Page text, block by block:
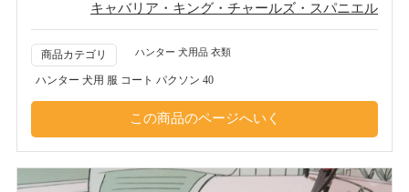
キャバリア・キング・チャールズ・スパニエル
商品カテゴリ ハンター 犬用品 衣類
ハンター 犬用 服 コート パクソン 40